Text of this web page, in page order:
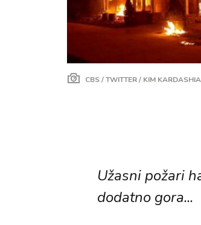
CBS / TWITTER / KIM
Užasni požari
dodatno gora...